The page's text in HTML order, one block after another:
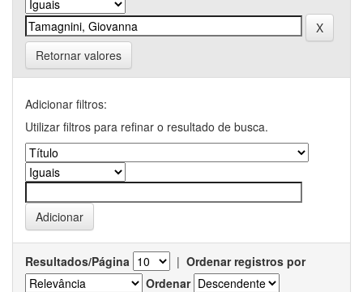
Retornar valores
Adicionar filtros:
Utilizar filtros para refinar o resultado de busca.
Resultados/Página | Ordenar registros por
Ordenar